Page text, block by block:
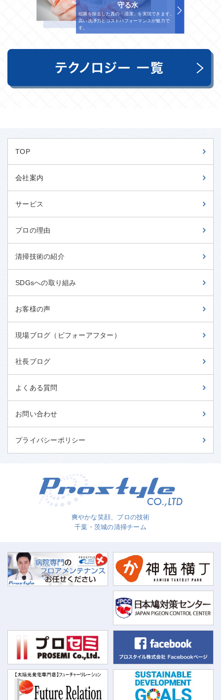
守る水
細菌を除去した真の「清潔」を実現できます。
高い洗浄力とコストパフォーマンスが魅力で
す。
TOP
会社案内
サービス
プロの理由
清掃技術の紹介
SDGsへの取り組み
お客様の声
現場ブログ（ビフォーアフター）
社長ブログ
よくある質問
お問い合わせ
プライバシーポリシー
爽やかな笑顔、プロの技術
千葉・茨城の清掃チーム